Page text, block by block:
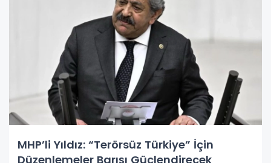
MHP’li Yıldız: “Terörsüz Türkiye” İçin
Düzenlemeler Barışı Güçlendirecek